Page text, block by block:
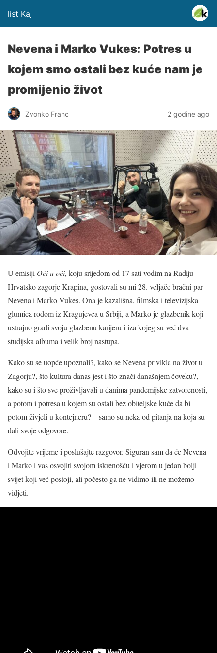
list Kaj
Nevena i Marko Vukes: Potres u
kojem smo ostali bez kuće nam je
promijenio život
Zvonko Franc 2 godine ago
U emisiji Oči u oči, koju srijedom od 17 sati vodim na Radiju
Hrvatsko zagorje Krapina, gostovali su mi 28. veljače bračni par
Nevena i Marko Vukes. Ona je kazališna, filmska i televizijska
glumica rodom iz Kragujevca u Srbiji, a Marko je glazbenik koji
ustrajno gradi svoju glazbenu karijeru i iza kojeg su već dva
studijska albuma i velik broj nastupa.
Kako su se uopće upoznali?, kako se Nevena privikla na život u
Zagorju?, što kultura danas jest i što znači današnjem čoveku?,
kako su i što sve proživljavali u danima pandemijske zatvorenosti,
a potom i potresa u kojem su ostali bez obiteljske kuće da bi
potom živjeli u kontejneru? – samo su neka od pitanja na koja su
dali svoje odgovore.
Odvojite vrijeme i poslušajte razgovor. Siguran sam da će Nevena
i Marko i vas osvojiti svojom iskrenošću i vjerom u jedan bolji
svijet koji već postoji, ali počesto ga ne vidimo ili ne možemo
vidjeti.